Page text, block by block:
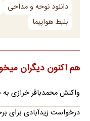
دانلود نوحه و مداحی
بلیط هواپیما
هم اکنون دیگران
واکنش محمدباقر خرازی به
درخواست زیدآبادی برای